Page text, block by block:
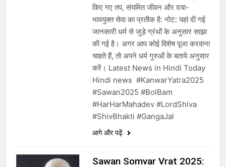
किए गए तप, संयमित जीवन और दया-
भावयुक्त सेवा का प्रतीक है: नोट: यहां दी गई
जानकारी धर्म से जुड़े ग्रंथों के अनुसार साझा
की गई है। अगर आप कोई विशेष पूजा करवाना
चाहते हैं, तो अपने धर्म गुरुओं के बताये अनुसार
करें। Latest News in Hindi Today
Hindi news #KanwarYatra2025
#Sawan2025 #BolBam
#HarHarMahadev #LordShiva
#ShivBhakti #GangaJal
आगे और पढ़ें
Sawan Somvar Vrat 2025: